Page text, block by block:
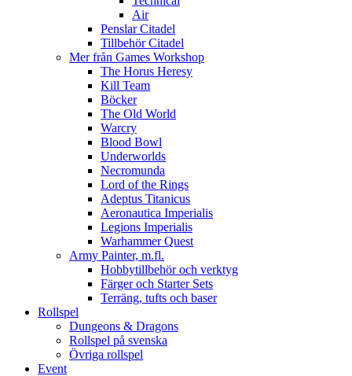
Air
Penslar Citadel
Tillbehör Citadel
Mer från Games Workshop
The Horus Heresy
Kill Team
Böcker
The Old World
Warcry
Blood Bowl
Underworlds
Necromunda
Lord of the Rings
Adeptus Titanicus
Aeronautica Imperialis
Legions Imperialis
Warhammer Quest
Army Painter, m.fl.
Hobbytillbehör och verktyg
Färger och Starter Sets
Terräng, tufts och baser
Rollspel
Dungeons & Dragons
Rollspel på svenska
Övriga rollspel
Event